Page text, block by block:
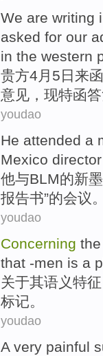
We are writing
asked for our
in the western
贵方4月 5 日 来函
意见 ，现特函答
youdao
He attended a
Mexico director
他与BLM的新
报告书”的会议。
youdao
Concerning the
that -men is a
关于其语义特征
标记。
youdao
A very painful